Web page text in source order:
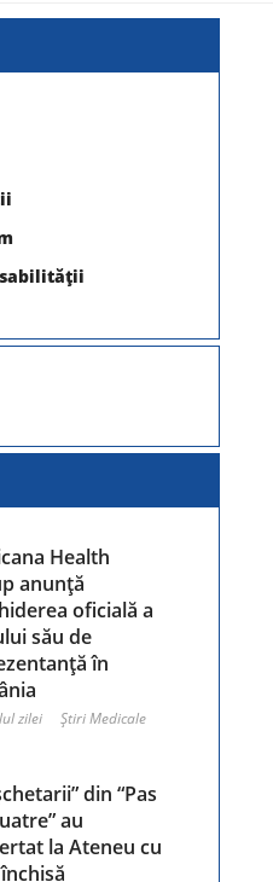
Health
anunță
oficială a
său de
în
zilei
Ştiri Medicale
din “Pas
au
la Ateneu cu